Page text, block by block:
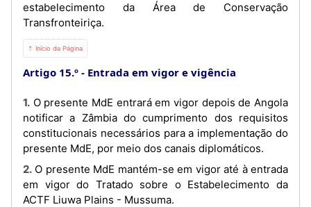
estabelecimento da Área de Conservação
Transfronteiriça.
⇡ Início da Página
Artigo 15.º Entrada em vigor e vigência
1. O presente MdE entrará em vigor depois de Angola
notificar a Zâmbia do cumprimento dos requisitos
constitucionais necessários para a implementação do
presente MdE, por meio dos canais diplomáticos.
2. O presente MdE mantém-se em vigor até à entrada
em vigor do Tratado sobre o Estabelecimento da
ACTF Liuwa Plains - Mussuma.